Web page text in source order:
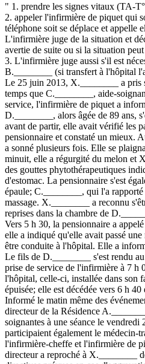
" 1. prendre les signes vitaux (TA-
2. appeler l'infirmière de piquet qui
téléphone soit se déplace et appelle
L'infirmière juge de la situation et
avertie de suite ou si la situation
3. L'infirmière juge aussi s'il est
B.________ (si transfert à l'hôpital
Le 25 juin 2013, X.________ a pris
temps que C.________, aide-
service, l'infirmière de piquet a
D.________, alors âgée de 89 ans,
avant de partir, elle avait vérifié les
pensionnaire et constaté un mieux.
a sonné plusieurs fois. Elle se
minuit, elle a régurgité du melon et
des gouttes phytothérapeutiques
d'estomac. La pensionnaire s'est
épaule; C.________, qui l'a
massage. X.________ a reconnu
reprises dans la chambre de
Vers 5 h 30, la pensionnaire a
elle a indiqué qu'elle avait passé
être conduite à l'hôpital. Elle a
Le fils de D.________ s'est rendu
prise de service de l'infirmière à 7 h
l'hôpital, celle-ci, installée dans son
épuisée; elle est décédée vers 6 h
Informé le matin même des
directeur de la Résidence
soignantes à une séance le
participaient également le médecin-
l'infirmière-cheffe et l'infirmière de
directeur a reproché à X.________